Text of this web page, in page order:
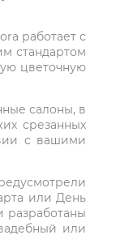
работает с
стандартом
цветочную
салоны, в
срезанных
с вашими
или День
разработаны
или